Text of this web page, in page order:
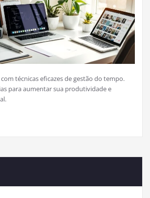
técnicas eficazes de gestão do tempo.
para aumentar sua produtividade e